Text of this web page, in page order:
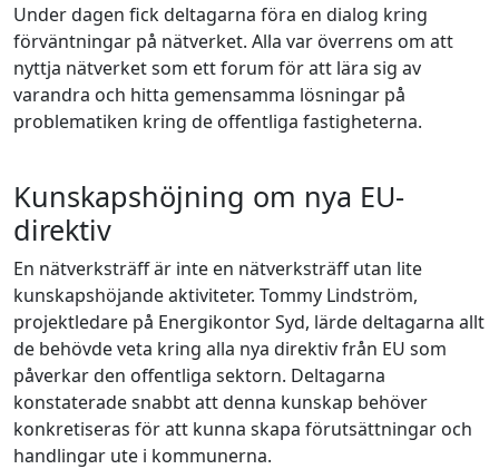
Under dagen fick deltagarna föra en dialog kring
förväntningar på nätverket. Alla var överrens om att
nyttja nätverket som ett forum för att lära sig av
varandra och hitta gemensamma lösningar på
problematiken kring de offentliga fastigheterna.
Kunskapshöjning om nya EU-
direktiv
En nätverksträff är inte en nätverksträff utan lite
kunskapshöjande aktiviteter. Tommy Lindström,
projektledare på Energikontor Syd, lärde deltagarna allt
de behövde veta kring alla nya direktiv från EU som
påverkar den offentliga sektorn. Deltagarna
konstaterade snabbt att denna kunskap behöver
konkretiseras för att kunna skapa förutsättningar och
handlingar ute i kommunerna.